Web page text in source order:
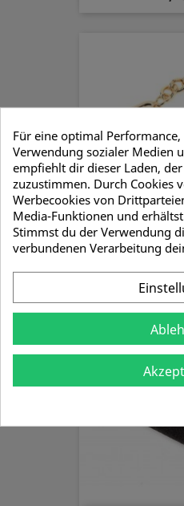
Für eine optimal
Verwendung sozialer Medien
empfiehlt dir dieser Laden,
zuzustimmen. Durch Cookies
Werbecookies von
Media-Funktionen und
Stimmst du der Verwendung
verbundenen Verarbeitung